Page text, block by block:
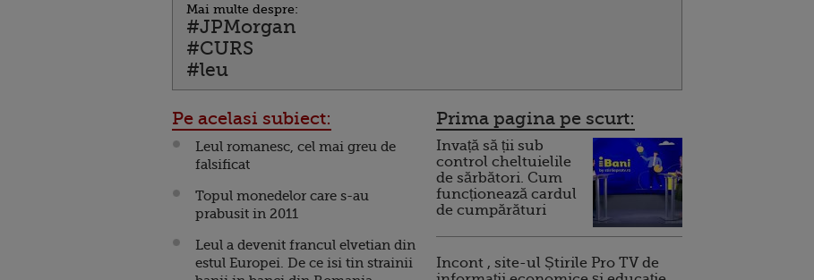
Mai multe despre:
#JPMorgan
#CURS
#leu
Pe acelasi subiect:
Leul romanesc, cel mai greu de
falsificat
Topul monedelor care s-au
prabusit in 2011
Leul a devenit francul elvetian din
estul Europei. De ce isi tin strainii
Prima pagina pe scurt:
Invață să ții sub
control cheltuielile
de sărbători. Cum
funcționează cardul
de cumpărături
Incont , site-ul Știrile Pro TV de